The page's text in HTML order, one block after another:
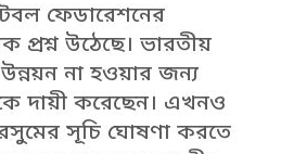
ফেডারেশনের
প্রশ্ন উঠেছে। ভারতীয়
না হওয়ার জন্য
দায়ী করেছেন। এখনও
সূচি ঘোষণা করতে